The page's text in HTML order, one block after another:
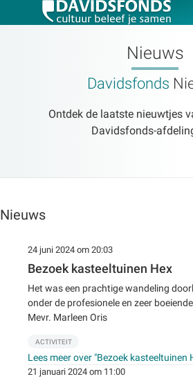
Nieuws
Davidsfonds
Ontdek de laatste nieuwtjes
Davidsfonds-
Nieuws
24 juni 2024 om 20:03
Bezoek kasteeltuinen Hex
Het was een prachtige wandeling
onder de profesionele en zeer
Mevr. Marleen Oris
ACTIVITEIT
Lees meer over "Bezoek kasteeltuinen
21 januari 2024 om 11:00